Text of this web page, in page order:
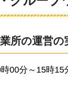
所の運営の
00分～15時15